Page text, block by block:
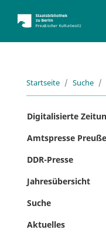
Startseite Suche
Digitalisierte
Amtspresse
DDR-Presse
Jahresübersicht
Suche
Aktuelles